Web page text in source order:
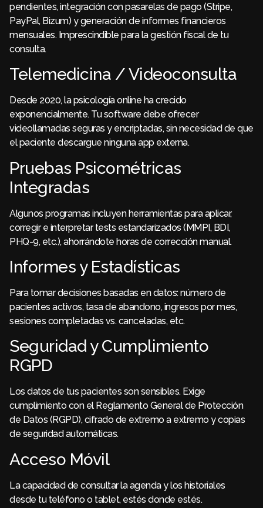
pendientes, integración con pasarelas de pago (Stripe,
PayPal, Bizum) y generación de informes financieros
mensuales. Imprescindible para la gestión fiscal de tu
consulta.
Telemedicina / Videoconsulta
Desde 2020, la psicología online ha crecido
exponencialmente. Tu software debe ofrecer
videollamadas seguras y encriptadas, sin necesidad de que
el paciente descargue ninguna app externa.
Pruebas Psicométricas
Integradas
Algunos programas incluyen herramientas para aplicar,
corregir e interpretar tests estandarizados (MMPI, BDI,
PHQ-9, etc.), ahorrándote horas de corrección manual.
Informes y Estadísticas
Para tomar decisiones basadas en datos: número de
pacientes activos, tasa de abandono, ingresos por mes,
sesiones completadas vs. canceladas, etc.
Seguridad y Cumplimiento
RGPD
Los datos de tus pacientes son sensibles. Exige
cumplimiento con el Reglamento General de Protección
de Datos (RGPD), cifrado de extremo a extremo y copias
de seguridad automáticas.
Acceso Móvil
La capacidad de consultar la agenda y los historiales
desde tu teléfono o tablet, estés donde estés.